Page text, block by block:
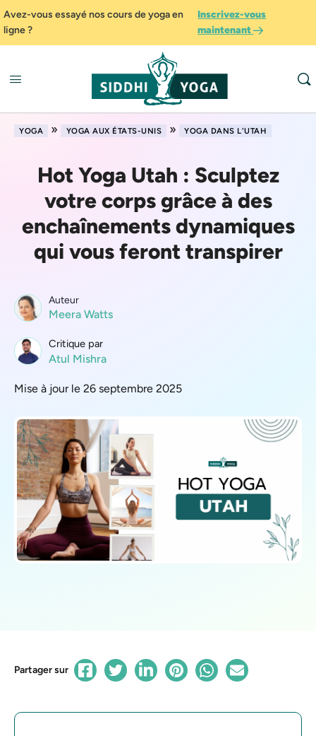
Avez-vous essayé nos cours de yoga en
ligne ?
Inscrivez-vous
maintenant
YOGA » YOGA AUX ÉTATS-UNIS » YOGA DANS L'UTAH
Hot Yoga Utah : Sculptez
votre corps grâce à des
enchaînements dynamiques
qui vous feront transpirer
Auteur
Meera Watts
Critique par
Atul Mishra
Mise à jour le 26 septembre 2025
Partager sur